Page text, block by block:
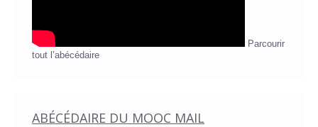
Parcourir
tout l’abécédaire
ABÉCÉDAIRE DU MOOC MAIL